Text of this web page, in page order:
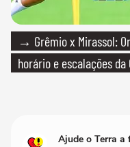
→ Grêmio x Mirassol:
horário e escalações da
Ajude o Terra a